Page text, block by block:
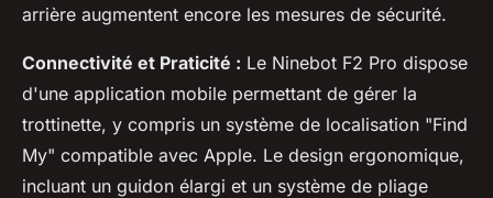
arrière augmentent encore les mesures de sécurité.
Connectivité et Praticité : Le Ninebot F2 Pro dispose
d'une application mobile permettant de gérer la
trottinette, y compris un système de localisation "Find
My" compatible avec Apple. Le design ergonomique,
incluant un guidon élargi et un système de pliage